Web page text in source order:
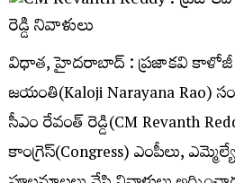
విధాత, హైదరాబాద్ : ప్రజాకవి
జయంతి(Kaloji Narayana Rao)
సీఎం రేవంత్ రెడ్డి(CM Revanth
కాంగ్రెస్(Congress) ఎంపీలు,